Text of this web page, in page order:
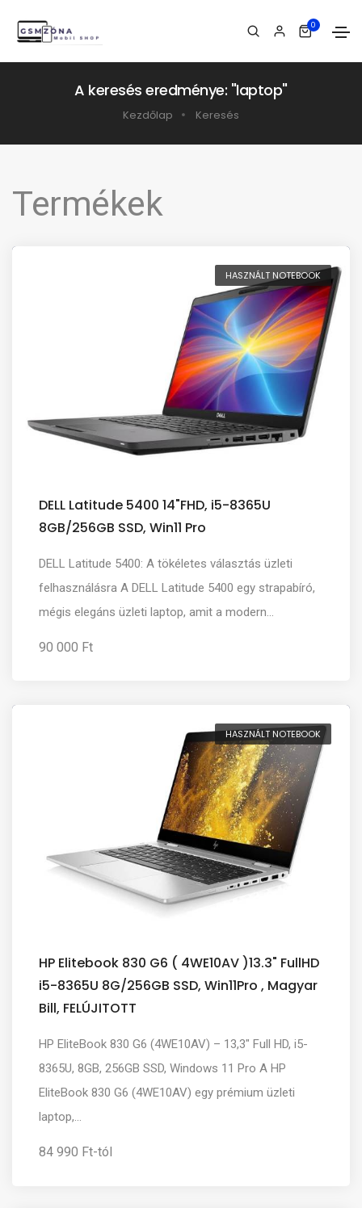
0
A keresés eredménye: "laptop"
Kezdőlap Keresés
Termékek
HASZNÁLT NOTEBOOK
DELL Latitude 5400 14"FHD, i5-8365U
8GB/256GB SSD, Win11 Pro
DELL Latitude 5400: A tökéletes választás üzleti
felhasználásra A DELL Latitude 5400 egy strapabíró,
mégis elegáns üzleti laptop, amit a modern...
90 000 Ft
HASZNÁLT NOTEBOOK
HP Elitebook 830 G6 ( 4WE10AV )13.3" FullHD
i5-8365U 8G/256GB SSD, Win11Pro , Magyar
Bill, FELÚJITOTT
HP EliteBook 830 G6 (4WE10AV) – 13,3" Full HD, i5-
8365U, 8GB, 256GB SSD, Windows 11 Pro A HP
EliteBook 830 G6 (4WE10AV) egy prémium üzleti
laptop,...
84 990 Ft-tól